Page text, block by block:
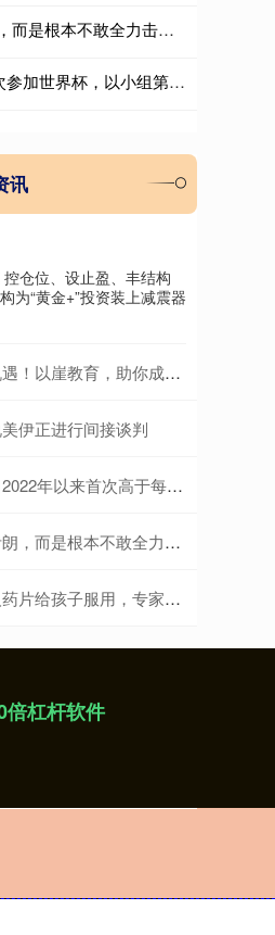
壹资网 美国并非打不赢伊朗，而是根本不敢全力击溃伊朗
本信选配 佛得角 0-0沙特首次参加世界杯，以小组第二的成绩闯入淘汰赛
讯
仓位、设止盈、丰结构
为“黄金+”投资装上减震器
教育，助你成为新技能人才
伊正进行间接谈判
以来首次高于每桶110美元
是根本不敢全力击溃伊朗
，专家提醒避开这些常见用药误区
倍杠杆软件